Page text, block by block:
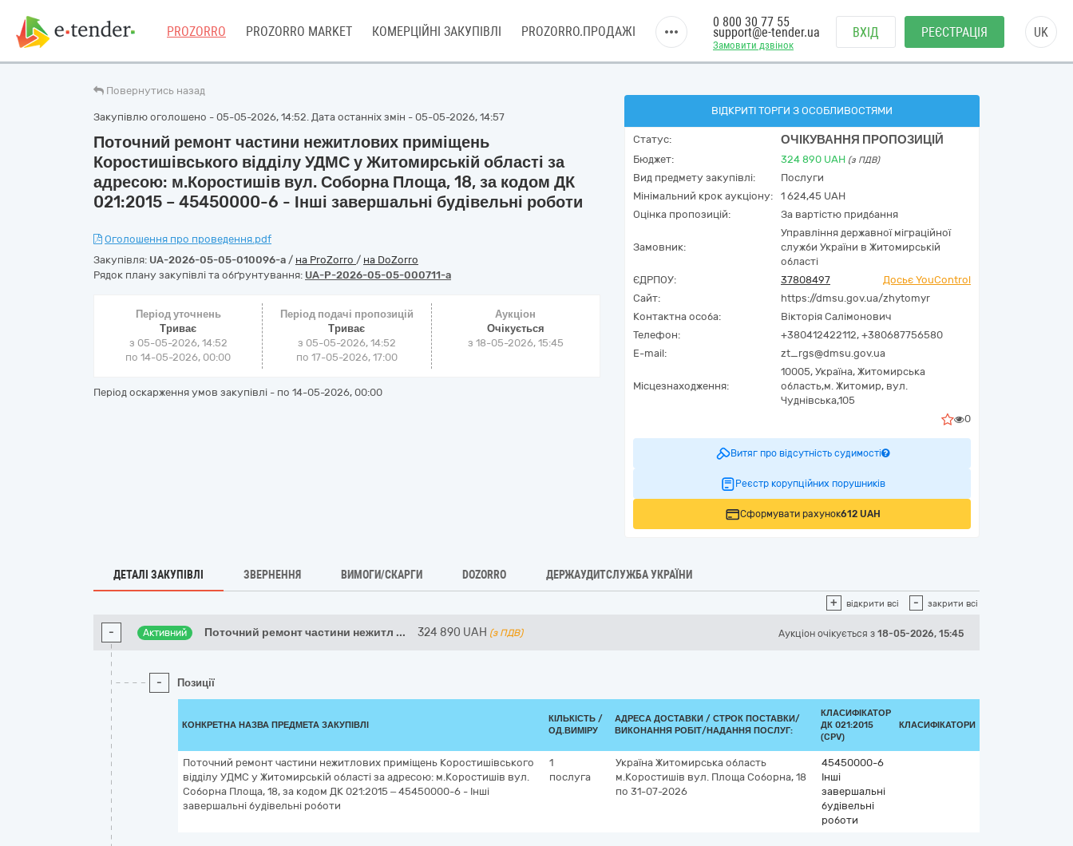
PROZORRO PROZORRO MARKET КОМЕРЦІЙНІ ЗАКУПІВЛІ PROZORRO.ПРОДАЖІ
Замовити дзвінок
0 800 30 77 55
support@e-tender.ua ВХІД РЕЄСТРАЦІЯ UK
Повернутись назад
Закупівлю оголошено - 05-05-2026, 14:52. Дата останніх змін - 05-05-2026, 14:57
Поточний ремонт частини нежитлових приміщень
Коростишівського відділу УДМС у Житомирській області за
адресою: м.Коростишів вул. Соборна Площа, 18, за кодом ДК
021:2015 – 45450000-6 - Інші завершальні будівельні роботи
Оголошення про проведення.pdf
Закупівля: UA-2026-05-05-010096-a / на ProZorro / на DoZorro
Рядок плану закупівлі та обґрунтування: UA-P-2026-05-05-000711-a
Період уточнень
Триває
з 05-05-2026, 14:52
по 14-05-2026, 00:00
Період подачі пропозицій
Триває
з 05-05-2026, 14:52
по 17-05-2026, 17:00
Аукціон
Очікується
з 18-05-2026, 15:45
Період оскарження умов закупівлі - по 14-05-2026, 00:00
ВІДКРИТІ ТОРГИ З ОСОБЛИВОСТЯМИ
Статус: ОЧІКУВАННЯ ПРОПОЗИЦІЙ
Бюджет: 324 890 UAH (з ПДВ)
Вид предмету закупівлі:
Послуги
Мінімальний крок аукціону:
1 624,45 UAH
Оцінка пропозицій:
За вартістю придбання
Замовник:
Управління державної міграційної
служби України в Житомирській
області
ЄДРПОУ:
37808497
Досьє YouControl
Сайт:
https://dmsu.gov.ua/zhytomyr
Контактна особа:
Вікторія Салімонович
Телефон:
+380412422112, +380687756580
E-mail:
zt_rgs@dmsu.gov.ua
Місцезнаходження:
10005, Україна, Житомирська
область,м. Житомир, вул.
Чуднівська,105
0
Витяг про відсутність судимості
Реєстр корупційних порушників
Сформувати рахунок612 UAH
ДЕТАЛІ ЗАКУПІВЛІ ЗВЕРНЕННЯ ВИМОГИ/СКАРГИ DOZORRO ДЕРЖАУДИТСЛУЖБА УКРАЇНИ
+ відкрити всі - закрити всі
- Активний Поточний ремонт частини нежитл ... 324 890 UAH (з ПДВ) Аукціон очікується з 18-05-2026, 15:45
- Позиції
КОНКРЕТНА НАЗВА ПРЕДМЕТА ЗАКУПІВЛІ
КІЛЬКІСТЬ /
ОД.ВИМІРУ
АДРЕСА ДОСТАВКИ / СТРОК ПОСТАВКИ/
ВИКОНАННЯ РОБІТ/НАДАННЯ ПОСЛУГ:
КЛАСИФІКАТОР
ДК 021:2015
(CPV)
КЛАСИФІКАТОРИ
Поточний ремонт частини нежитлових приміщень Коростишівського
відділу УДМС у Житомирській області за адресою: м.Коростишів вул.
Соборна Площа, 18, за кодом ДК 021:2015 – 45450000-6 - Інші
завершальні будівельні роботи
1
послуга
Україна Житомирська область
м.Коростишів вул. Площа Соборна, 18
по 31-07-2026
45450000-6
Інші
завершальні
будівельні
роботи